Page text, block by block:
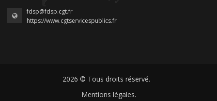
fdsp@fdsp.cgt.fr
https://www.cgtservicespublics.fr
2026 © Tous droits réservé.
Mentions légales.